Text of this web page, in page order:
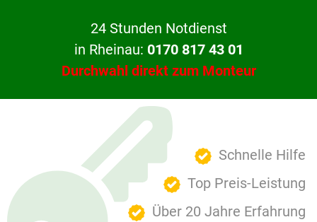
24 Stunden Notdienst
in Rheinau: 0170 817 43 01
Durchwahl direkt zum Monteur
Schnelle Hilfe
Top Preis-Leistung
Über 20 Jahre Erfahrung